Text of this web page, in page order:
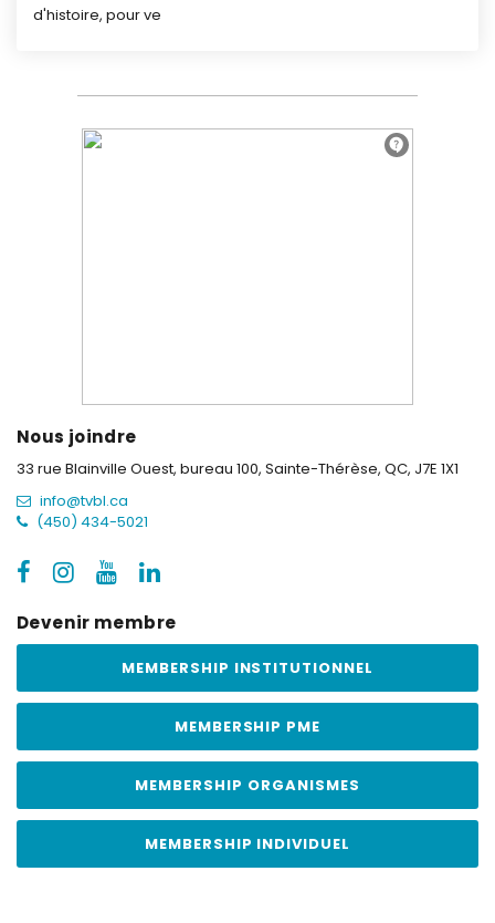
d'histoire, pour ve
Nous joindre
33 rue Blainville Ouest, bureau 100, Sainte-Thérèse, QC, J7E 1X1
info@tvbl.ca
(450) 434-5021
Devenir membre
MEMBERSHIP INSTITUTIONNEL
MEMBERSHIP PME
MEMBERSHIP ORGANISMES
MEMBERSHIP INDIVIDUEL